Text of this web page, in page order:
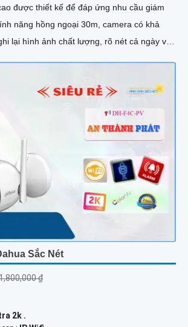
được thiết kế để đáp ứng nhu cầu giám
lại hình ảnh chất lượng, rõ nét cả ngày và
Sắc Nét
₫
2k .